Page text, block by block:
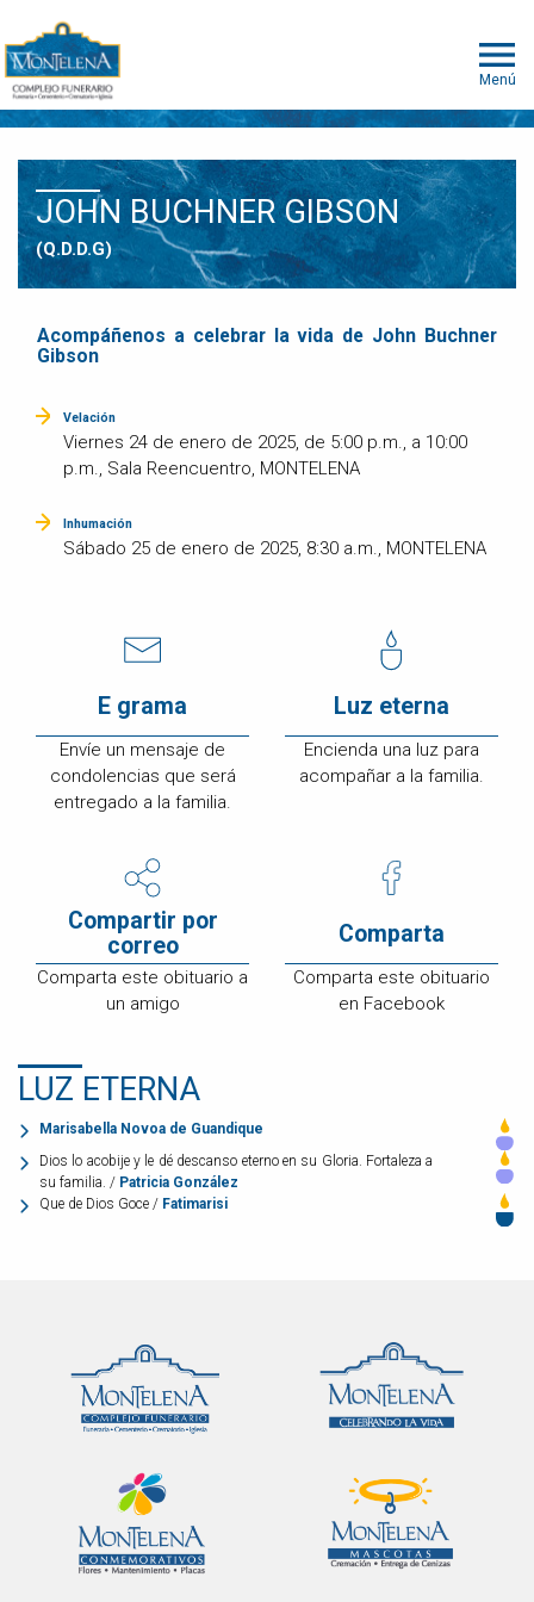
Menú
JOHN BUCHNER GIBSON
(Q.D.D.G)
Acompáñenos a celebrar la vida de John Buchner
Gibson
Velación
Viernes 24 de enero de 2025, de 5:00 p.m., a 10:00
p.m., Sala Reencuentro, MONTELENA
Inhumación
Sábado 25 de enero de 2025, 8:30 a.m., MONTELENA
E grama
Envíe un mensaje de
condolencias que será
entregado a la familia.
Luz eterna
Encienda una luz para
acompañar a la familia.
Compartir por
correo
Comparta este obituario a
un amigo
Comparta
Comparta este obituario
en Facebook
LUZ ETERNA
Marisabella Novoa de Guandique
Dios lo acobije y le dé descanso eterno en su Gloria. Fortaleza a
su familia. / Patricia González
Que de Dios Goce / Fatimarisi